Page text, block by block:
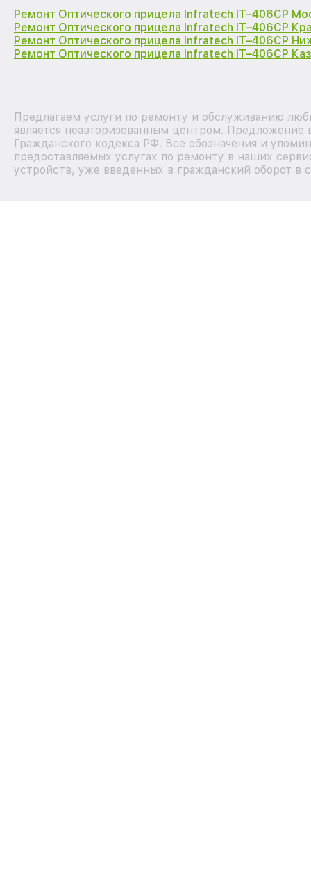
Ремонт Оптического прицела Infratech IT–406СP
Ремонт Оптического прицела Infratech IT–406СP
Ремонт Оптического прицела Infratech IT–406СP
Ремонт Оптического прицела Infratech IT–406СP
Предлагаем услуги по ремонту и обслуживанию
является неавторизованным центром.
Гражданского кодекса РФ. Все обозначения и
предоставляемых услугах по ремонту в наших
устройств, уже введенных в гражданский оборот в